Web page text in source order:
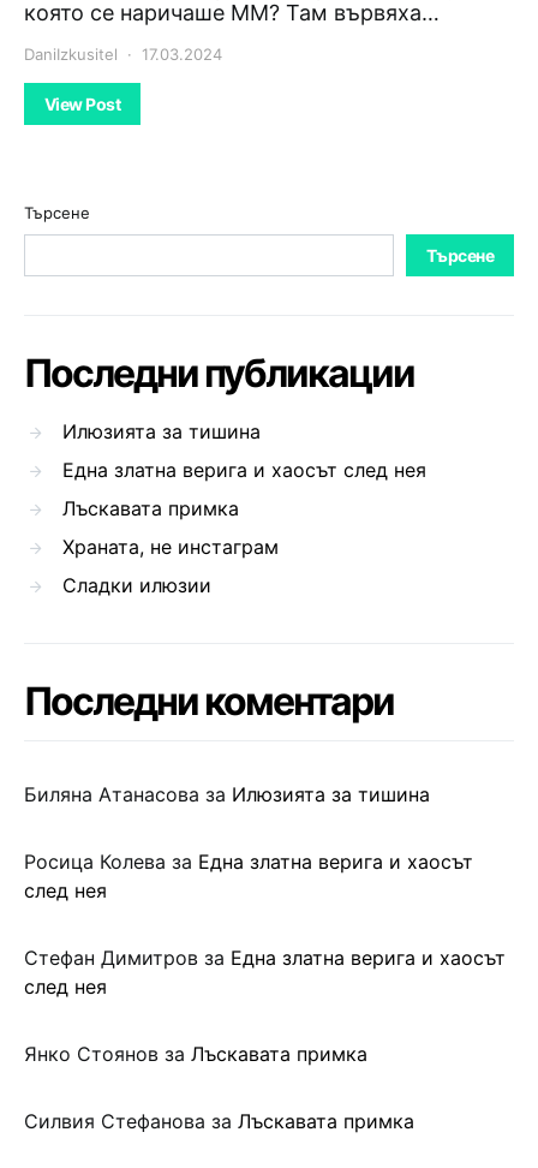
която се наричаше ММ? Там вървяха…
DaniIzkusitel 17.03.2024
View Post
Търсене
Търсене
Последни публикации
Илюзията за тишина
Една златна верига и хаосът след нея
Лъскавата примка
Храната, не инстаграм
Сладки илюзии
Последни коментари
Биляна Атанасова за Илюзията за тишина
Росица Колева за Една златна верига и хаосът
след нея
Стефан Димитров за Една златна верига и хаосът
след нея
Янко Стоянов за Лъскавата примка
Силвия Стефанова за Лъскавата примка